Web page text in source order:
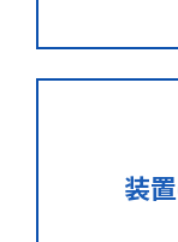
装